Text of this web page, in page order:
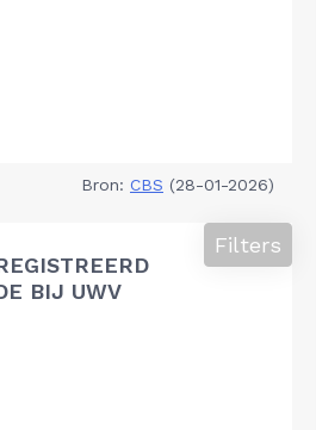
Bron: CBS (28-01-2026)
BIJ UWV
Filters